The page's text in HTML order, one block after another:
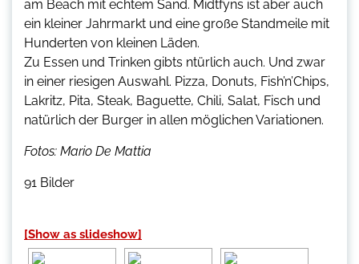
am Beach mit echtem Sand. Midtfyns ist aber auch
ein kleiner Jahrmarkt und eine große Standmeile mit
Hunderten von kleinen Läden.
Zu Essen und Trinken gibts ntürlich auch. Und zwar
in einer riesigen Auswahl. Pizza, Donuts, Fish’n’Chips,
Lakritz, Pita, Steak, Baguette, Chili, Salat, Fisch und
natürlich der Burger in allen möglichen Variationen.
Fotos: Mario De Mattia
91 Bilder
[Show as slideshow]